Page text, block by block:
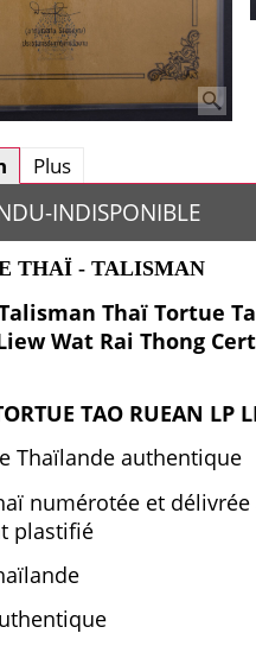
Plus
INDISPONIBLE
THAÏ - TALISMAN
Thaï Tortue
Wat Rai Thong
TAO RUEAN LP
Thaïlande authentique
numérotée et délivrée
plastifié